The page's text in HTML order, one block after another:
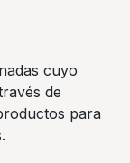
cuyo
de
para